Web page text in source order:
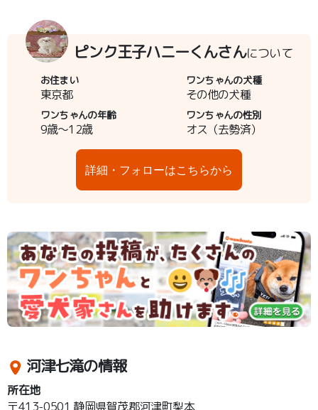
ピンク王子ハニーくんさんについて
お住まい
東京都
ワンちゃんの犬種
その他の犬種
ワンちゃんの年齢
9歳～12歳
ワンちゃんの性別
オス（去勢済）
詳細・フォローはこちらから
河津七滝の情報
所在地
〒413-0501 静岡県賀茂郡河津町梨本